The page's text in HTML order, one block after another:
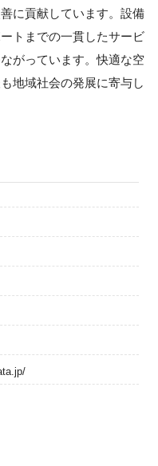
に貢献しています。設備
トまでの一貫したサービ
がっています。快適な空
地域社会の発展に寄与し